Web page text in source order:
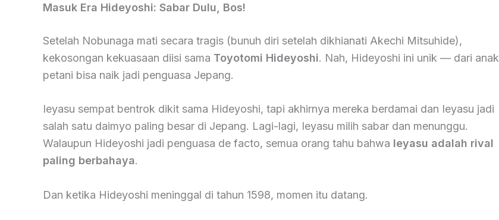
Masuk Era Hideyoshi: Sabar Dulu, Bos!
Setelah Nobunaga mati secara tragis (bunuh diri setelah dikhianati Akechi Mitsuhide),
kekosongan kekuasaan diisi sama Toyotomi Hideyoshi. Nah, Hideyoshi ini unik — dari anak
petani bisa naik jadi penguasa Jepang.
Ieyasu sempat bentrok dikit sama Hideyoshi, tapi akhirnya mereka berdamai dan Ieyasu jadi
salah satu daimyo paling besar di Jepang. Lagi-lagi, Ieyasu milih sabar dan menunggu.
Walaupun Hideyoshi jadi penguasa de facto, semua orang tahu bahwa Ieyasu adalah rival
paling berbahaya.
Dan ketika Hideyoshi meninggal di tahun 1598, momen itu datang.